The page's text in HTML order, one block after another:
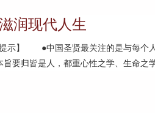
润现代人生
】 ●中国圣贤最关注的是与每个人
要归皆是人，都重心性之学、生命之